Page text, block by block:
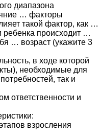
диапазона
… факторы
такой фактор, как …
ребенка происходит …
… возраст (укажите 3
в ходе которой
необходимые для
так и
ответственности и
взросления